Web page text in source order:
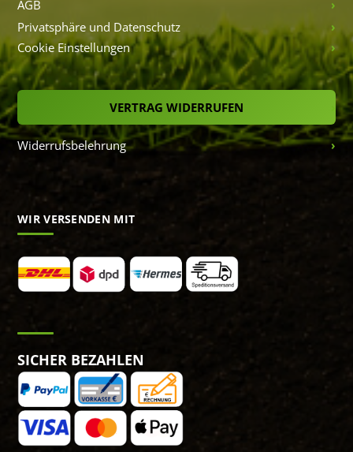
AGB
Privatsphäre und Datenschutz
Cookie Einstellungen
VERTRAG WIDERRUFEN
Widerrufsbelehrung
WIR VERSENDEN MIT
SICHER BEZAHLEN